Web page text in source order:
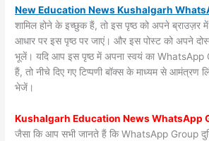
New Education News Kushalgarh
शामिल होने के इच्छुक हैं, तो इस पृष्ठ को अपने ब्राउज़र में
आधार पर इस पृष्ठ पर जाएं। और इस पोस्ट को अपने
भूलें। यदि आप इस पृष्ठ में अपना स्वयं का
हैं, तो नीचे दिए गए टिप्पणी बॉक्स के माध्यम से आमंत्रण
भेजें।
Kushalgarh Education News WhatsApp
जैसा कि आप सभी जानते हैं कि WhatsApp Group